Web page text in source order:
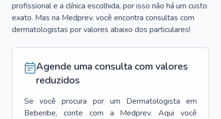
profissional e a clínica escolhida, por isso não há um custo
exato. Mas na Medprev, você encontra consultas com
dermatologistas por valores abaixo dos particulares!
Agende uma consulta com valores
reduzidos
Se você procura por um Dermatologista em
Beberibe, conte com a Medprev. Aqui você